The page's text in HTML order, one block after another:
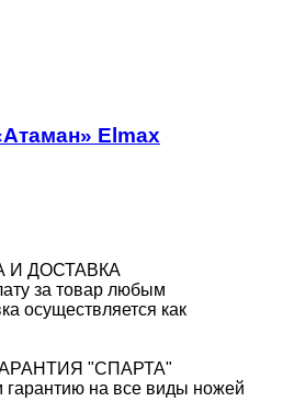
Elmax
И ДОСТАВКА
за товар любым
осуществляется как
"СПАРТА"
на все виды ножей